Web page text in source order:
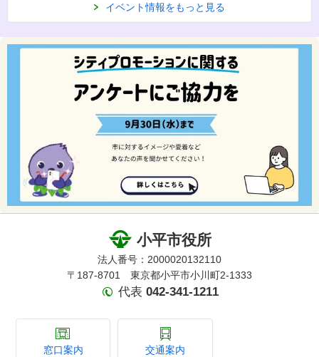
イベント情報をもっと見る
小平市役所
法人番号：2000020132110
〒187-8701 東京都小平市小川町2-1333
代表 042-341-1211
窓口案内 交通案内